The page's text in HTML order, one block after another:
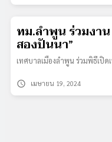
ทม.ลำพูน ร่วมงา
สองปันนา”
เทศบาลเมืองลำพูน ร่วมพิธีเปิ
schedule เมษายน 19, 2024